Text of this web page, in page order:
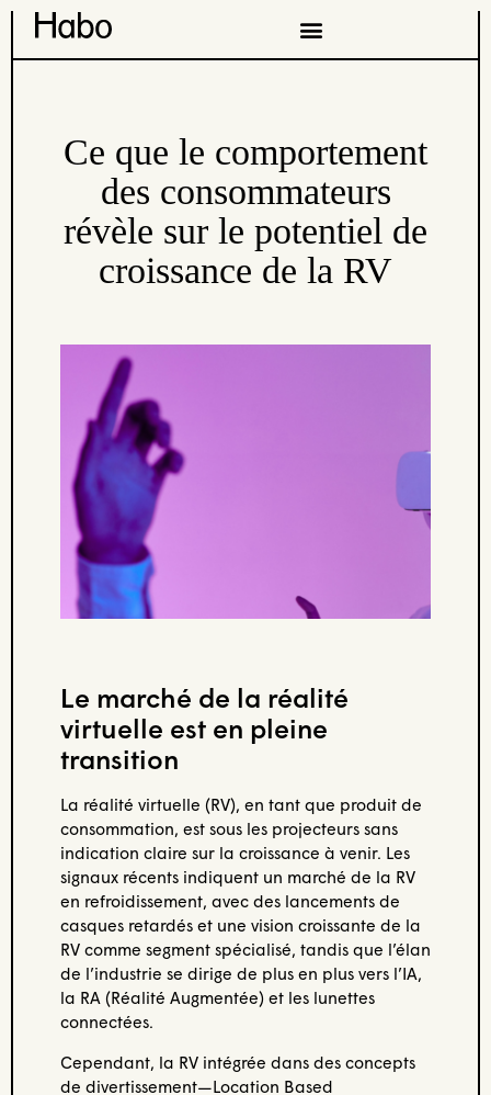
Ce que le comportement
des consommateurs
révèle sur le potentiel de
croissance de la RV
Le marché de la réalité
virtuelle est en pleine
transition
La réalité virtuelle (RV), en tant que produit de
consommation, est sous les projecteurs sans
indication claire sur la croissance à venir. Les
signaux récents indiquent un marché de la RV
en refroidissement, avec des lancements de
casques retardés et une vision croissante de la
RV comme segment spécialisé, tandis que l’élan
de l’industrie se dirige de plus en plus vers l’IA,
la RA (Réalité Augmentée) et les lunettes
connectées.
Cependant, la RV intégrée dans des concepts
de divertissement—Location Based